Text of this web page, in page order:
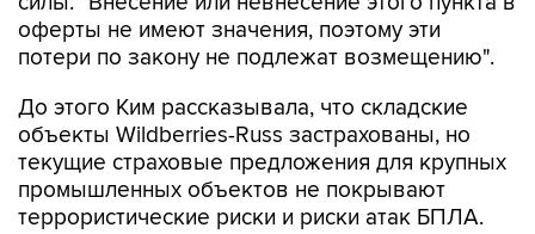
оферты не имеют значения, поэтому эти
потери по закону не подлежат возмещению".
До этого Ким рассказывала, что складские
объекты Wildberries-Russ застрахованы, но
текущие страховые предложения для крупных
промышленных объектов не покрывают
террористические риски и риски атак БПЛА.